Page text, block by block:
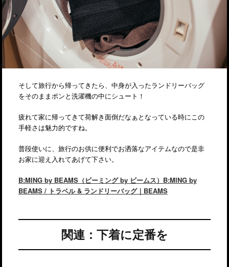
そして旅行から帰ってきたら、中身が入ったランドリーバッグ
をそのままポンと洗濯機の中にシュート！
疲れて家に帰ってきて荷解き面倒だなぁとなっている時にこの
手軽さは魅力的ですね。
普段使いに、旅行のお供に便利でお洒落なアイテムなので是非
お家に迎え入れてあげて下さい。
B:MING by BEAMS（ビーミング by ビームス）B:MING by
BEAMS / トラベル & ランドリーバッグ｜BEAMS
関連：下着に定番を